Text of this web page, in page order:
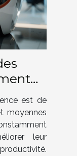
est de
moyennes
leur